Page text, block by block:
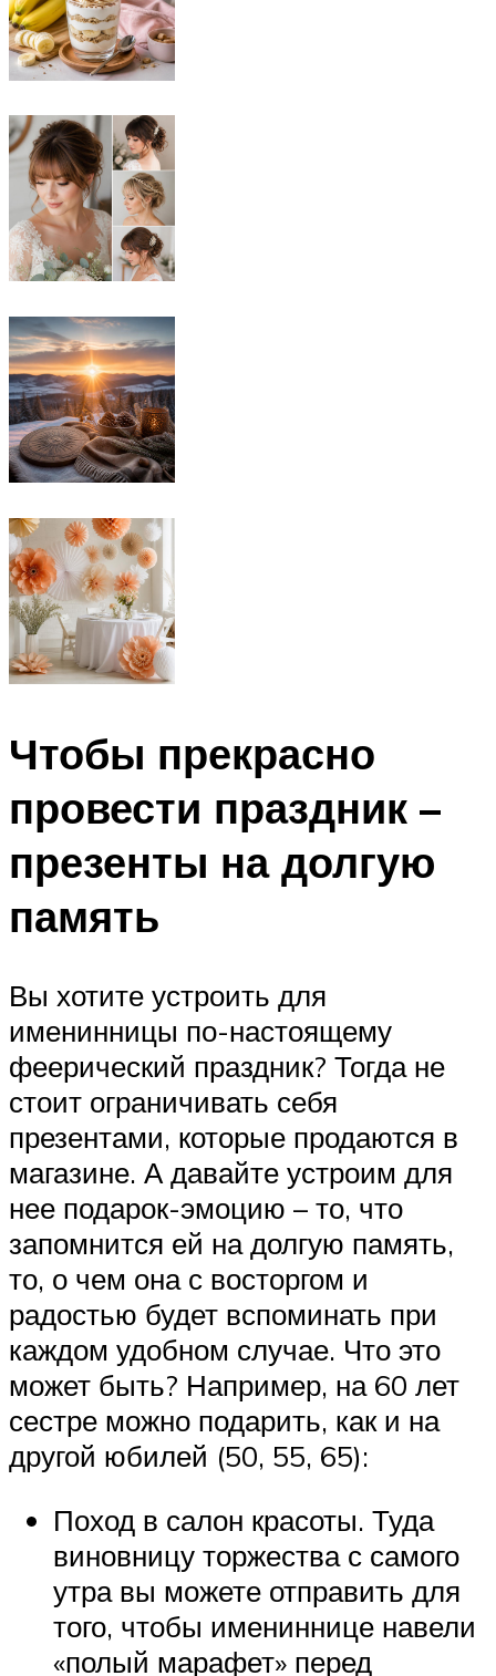
Чтобы прекрасно
провести праздник –
презенты на долгую
память
Вы хотите устроить для
именинницы по-настоящему
феерический праздник? Тогда не
стоит ограничивать себя
презентами, которые продаются в
магазине. А давайте устроим для
нее подарок-эмоцию – то, что
запомнится ей на долгую память,
то, о чем она с восторгом и
радостью будет вспоминать при
каждом удобном случае. Что это
может быть? Например, на 60 лет
сестре можно подарить, как и на
другой юбилей (50, 55, 65):
Поход в салон красоты. Туда
виновницу торжества с самого
утра вы можете отправить для
того, чтобы имениннице навели
«полый марафет» перед